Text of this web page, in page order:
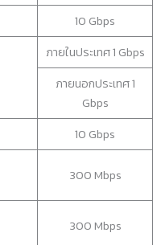
10 Gbps
ภายในประเทศ 1 Gbps
ภายนอกประเทศ 1
Gbps
10 Gbps
300 Mbps
300 Mbps